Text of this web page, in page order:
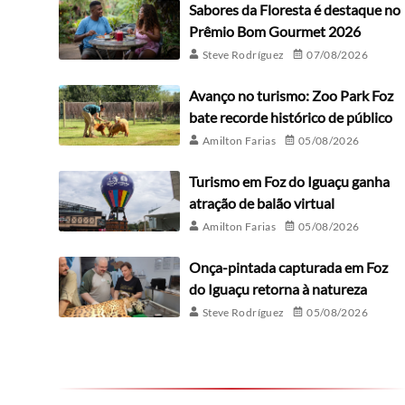
Sabores da Floresta é destaque no
Prêmio Bom Gourmet 2026
Steve Rodríguez 07/08/2026
Avanço no turismo: Zoo Park Foz
bate recorde histórico de público
Amilton Farias 05/08/2026
Turismo em Foz do Iguaçu ganha
atração de balão virtual
Amilton Farias 05/08/2026
Onça-pintada capturada em Foz
do Iguaçu retorna à natureza
Steve Rodríguez 05/08/2026